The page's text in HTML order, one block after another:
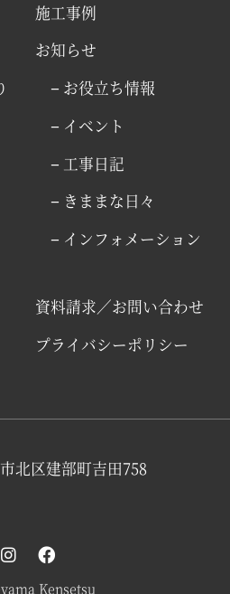
施工事例
お知らせ
− お役立ち情報
− イベント
− 工事日記
− きままな日々
− インフォメーション
資料請求／お問い合わせ
プライバシーポリシー
北区建部町吉田758
Kensetsu